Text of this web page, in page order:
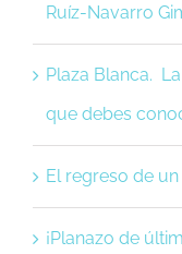
Ruíz-Navarro
Plaza Blanca.
que debes
El regreso de
¡Planazo de